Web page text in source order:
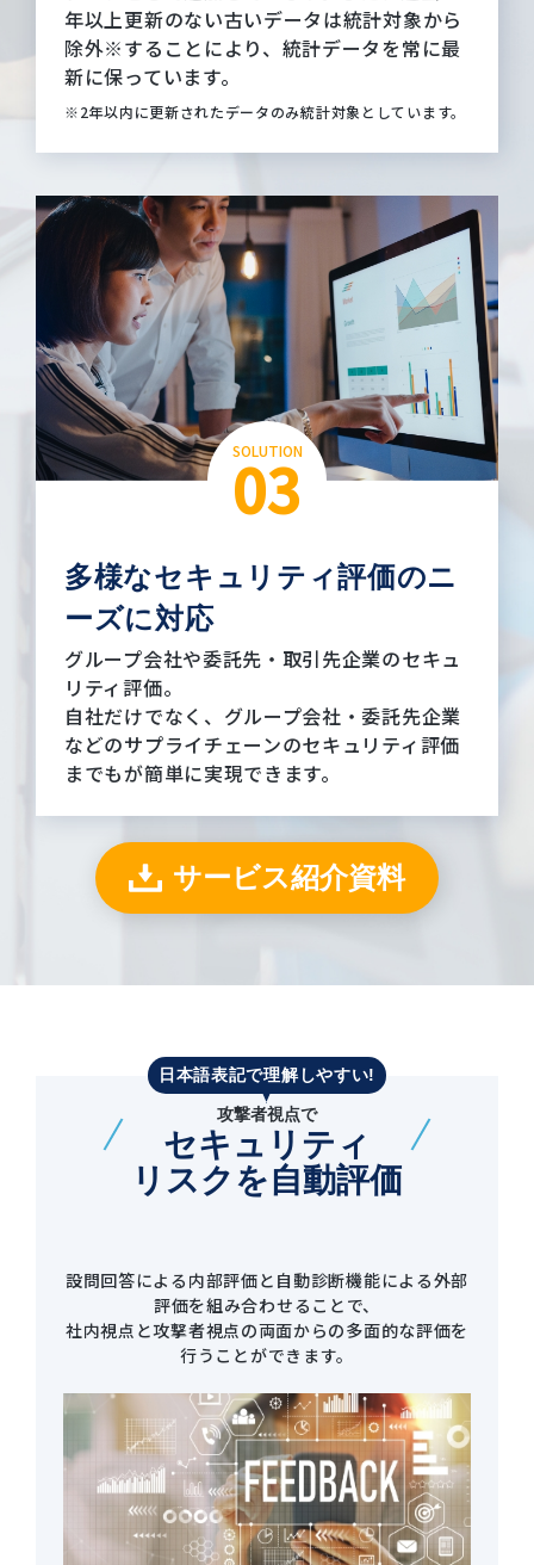
年以上更新のない古いデータは統計対象から
除外※することにより、統計データを常に最
新に保っています。
※2年以内に更新されたデータのみ統計対象としています。
SOLUTION
03
多様なセキュリティ評価のニ
ーズに対応
グループ会社や委託先・取引先企業のセキュ
リティ評価。
自社だけでなく、グループ会社・委託先企業
などのサプライチェーンのセキュリティ評価
までもが簡単に実現できます。
サービス紹介資料
日本語表記で理解しやすい!
攻撃者視点で
セキュリティ
リスクを自動評価
設問回答による内部評価と自動診断機能による外部
評価を組み合わせることで、
社内視点と攻撃者視点の両面からの多面的な評価を
行うことができます。